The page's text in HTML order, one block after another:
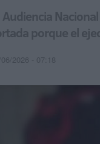
Audiencia
porque el
06/2026 - 07:18